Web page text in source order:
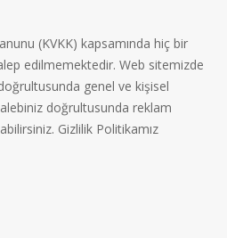
(KVKK) kapsamında hiç bir
edilmemektedir. Web sitemizde
genel ve kişisel
doğrultusunda reklam
Gizlilik Politikamız